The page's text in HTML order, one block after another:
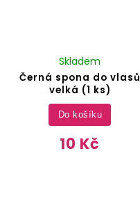
Černá spona do vlasů
velká (1 ks)
Skladem
10 Kč
Do košíku